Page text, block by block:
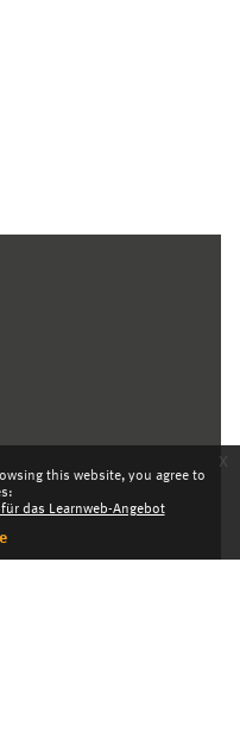
this website, you agree to
das Learnweb-Angebot
x